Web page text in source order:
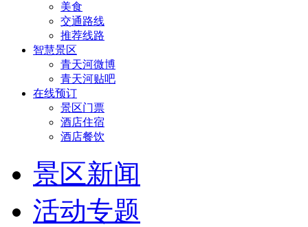
美食
交通路线
推荐线路
智慧景区
青天河微博
青天河贴吧
在线预订
景区门票
酒店住宿
酒店餐饮
景区新闻
活动专题